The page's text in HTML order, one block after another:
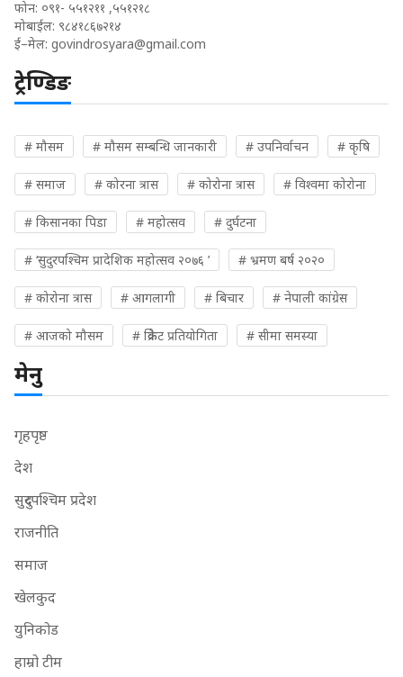
फोन: ०९१- ५५१२११ ,५५१२१८
मोबाईल: ९८४१८६७२१४
ई–मेल: govindrosyara@gmail.com
ट्रेण्डिङ
# मौसम # मौसम सम्बन्धि जानकारी # उपनिर्वाचन # कृषि
# समाज # कोरना त्रास # कोरोना त्रास # विश्वमा कोरोना
# किसानका पिडा # महोत्सव # दुर्घटना
# ‘सुदुरपश्चिम प्रादेशिक महोत्सव २०७६ ’ # भ्रमण बर्ष २०२०
# कोरोना त्रास # आगलागी # बिचार # नेपाली कांग्रेस
# आजको मौसम # क्रिकेट प्रतियोगिता # सीमा समस्या
मेनु
गृहपृष्ठ
देश
सुदुरपश्चिम प्रदेश
राजनीति
समाज
खेलकुद
युनिकोड
हाम्रो टीम